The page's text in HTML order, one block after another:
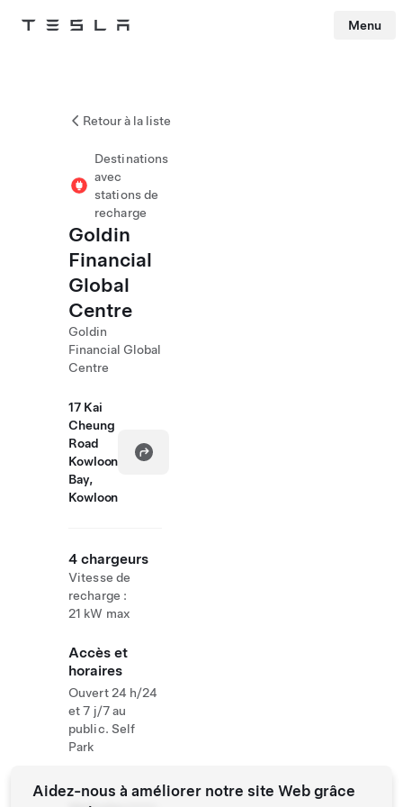
Tesla Menu
Retour à la liste
Destinations
avec
stations de
recharge
Goldin
Financial
Global
Centre
Goldin
Financial Global
Centre
17 Kai
Cheung
Road
Kowloon
Bay,
Kowloon
4 chargeurs
Vitesse de
recharge :
21 kW max
Accès et
horaires
Ouvert 24 h/24
et 7 j/7 au
public. Self
Park
Aidez-nous à améliorer notre site Web grâce